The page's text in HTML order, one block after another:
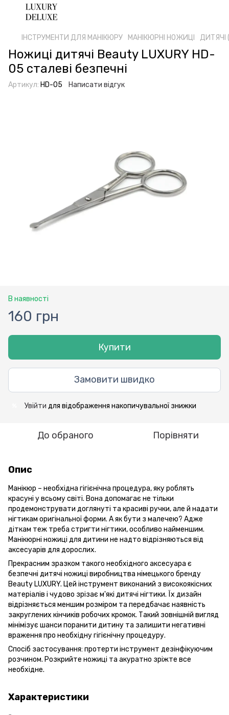
ІНСТРУМЕНТИ ДЛЯ МАНІКЮРУ МАНІКЮРНІ НОЖИЦІ ДИТЯЧІ
Ножиці дитячі Beauty LUXURY HD-
05 сталеві безпечні
Артикул: HD-05 Написати відгук
В наявності
160 грн
Купити
Замовити швидко
Увійти для відображення накопичувальної знижки
До обраного Порівняти
Опис
Манікюр – необхідна гігієнічна процедура, яку роблять
красуні у всьому світі. Вона допомагає не тільки
продемонструвати доглянуті та красиві ручки, але й надати
нігтикам оригінальної форми. А як бути з малечею? Адже
діткам теж треба стригти нігтики, особливо найменшим.
Манікюрні ножиці для дитини не надто відрізняються від
аксесуарів для дорослих.
Прекрасним зразком такого необхідного аксесуара є
безпечні дитячі ножиці виробництва німецького бренду
Beauty LUXURY. Цей інструмент виконаний з високоякісних
матеріалів і чудово зрізає м'які дитячі нігтики. Їх дизайн
відрізняється меншим розміром та передбачає наявність
закруглених кінчиків робочих кромок. Такий зовнішній вигляд
мінімізує шанси поранити дитину та залишити негативні
враження про необхідну гігієнічну процедуру.
Спосіб застосування: протерти інструмент дезінфікуючим
розчином. Розкрийте ножиці та акуратно зріжте все
необхідне.
Характеристики